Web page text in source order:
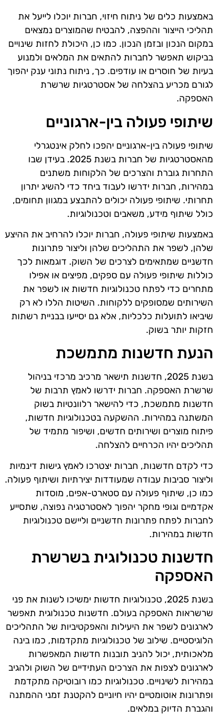
באמצעות כלים של ניתוח חיזוי, חברות יוכלו לייעל את
תהליכי הייצור וההפצה, להבטיח שהמוצרים נמצאים
במקום הנכון ובזמן הנכון. כמו כן, היכולת לחזות שינויים
בביקוש תאפשר לחברות להתאים את המלאים ולמנוע
בעיות של חוסרים או עודפים. כך, ניתוח נתוני ענק יהפוך
לגורם מכריע בהצלחה של אסטרטגיות שרשרת
האספקה.
שיתופי פעולה בין-ארגוניים
שיתופי פעולה בין-ארגוניים יהפכו לחלק אינטגרלי
מהאסטרטגיות של חברות בשנת 2025. בעידן שבו
התחרות גוברת והצרכים של הלקוחות משתנים
במהירות, חברות ידרשו לעבוד ביחד כדי להשיג יתרון
תחרותי. שיתופי פעולה יכולים להתבצע במגוון תחומים,
כולל שיתוף מידע, משאבים וטכנולוגיות.
באמצעות שיתופי פעולה, חברות יוכלו להרחיב את ההיצע
שלהן, לשפר את התהליכים שלהן וליצור פתרונות
חדשניים שמתאימים לצרכים של השוק. דוגמאות לכך
כוללות שיתופי פעולה עם ספקים, מפיצים או אפילו
מתחרים כדי לפתח טכנולוגיות חדשות או לשפר את
השירותים שמסופקים ללקוחות. השיטות הללו לא רק
שיביאו לתועלות כלכליות, אלא גם יסייעו בבניית רשתות
חזקות יותר בשוק.
הנעת חדשנות מתמשכת
בשנת 2025, חדשנות תישאר מרכיב מרכזי בניהול
שרשרת האספקה. חברות ידרשו לאמץ תרבות של
חדשנות מתמשכת, כדי להישאר רלוונטיות בשוק
המשתנה במהירות. ההשקעה בטכנולוגיות חדשות,
פיתוח מוצרים ושירותים חדשים, ושיפור מתמיד של
תהליכים יהיו הכרחיים להצלחה.
כדי לקדם חדשנות, חברות יצטרכו לאמץ גישות דינמיות
וליצור סביבות עבודה שמעודדות יצירתיות ושיתוף פעולה.
כמו כן, שיתוף פעולה עם סטארט-אפים, מוסדות
אקדמיים וגופי מחקר יהפוך לאסטרטגיה נפוצה, שתסייע
לחברות לפתח פתרונות חדשניים וליישם טכנולוגיות
חדשות במהירות.
חדשנות טכנולוגית בשרשרת
האספקה
בשנת 2025, טכנולוגיות חדשות ימשיכו לשנות את פני
שרשראות האספקה בעולם. חדשנות טכנולוגית תאפשר
לארגונים לשפר את היעילות והאפקטיביות של התהליכים
הלוגיסטיים. שילוב של טכנולוגיות מתקדמות, כמו בינה
מלאכותית, יכול להניב תובנות חדשות המאפשרות
לארגונים לצפות את הצרכים העתידיים של השוק ולהגיב
במהירות לשינויים. טכנולוגיות כמו רובוטיקה מתקדמת
ופתרונות אוטומטיים יהיו חיוניים להקטנת זמני ההמתנה
והגברת הדיוק במלאים.